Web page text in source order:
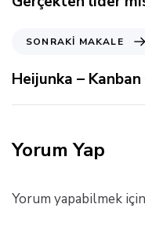
e
a
k
l
e
n
r
a
i
M
k
SONRAKI MAKALE
Heijunka –
Yorum Yap
Yorum yapabilmek için